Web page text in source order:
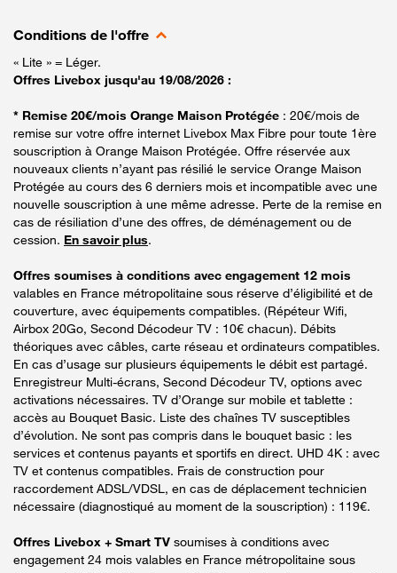
Conditions de l'offre
« Lite » = Léger.
Offres Livebox jusqu'au 19/08/2026 :
* Remise 20€/mois Orange Maison Protégée : 20€/mois de
remise sur votre offre internet Livebox Max Fibre pour toute 1ère
souscription à Orange Maison Protégée. Offre réservée aux
nouveaux clients n’ayant pas résilié le service Orange Maison
Protégée au cours des 6 derniers mois et incompatible avec une
nouvelle souscription à une même adresse. Perte de la remise en
cas de résiliation d’une des offres, de déménagement ou de
cession. En savoir plus.
Offres soumises à conditions avec engagement 12 mois
valables en France métropolitaine sous réserve d’éligibilité et de
couverture, avec équipements compatibles. (Répéteur Wifi,
Airbox 20Go, Second Décodeur TV : 10€ chacun). Débits
théoriques avec câbles, carte réseau et ordinateurs compatibles.
En cas d’usage sur plusieurs équipements le débit est partagé.
Enregistreur Multi-écrans, Second Décodeur TV, options avec
activations nécessaires. TV d’Orange sur mobile et tablette :
accès au Bouquet Basic. Liste des chaînes TV susceptibles
d’évolution. Ne sont pas compris dans le bouquet basic : les
services et contenus payants et sportifs en direct. UHD 4K : avec
TV et contenus compatibles. Frais de construction pour
raccordement ADSL/VDSL, en cas de déplacement technicien
nécessaire (diagnostiqué au moment de la souscription) : 119€.
Offres Livebox + Smart TV soumises à conditions avec
engagement 24 mois valables en France métropolitaine sous